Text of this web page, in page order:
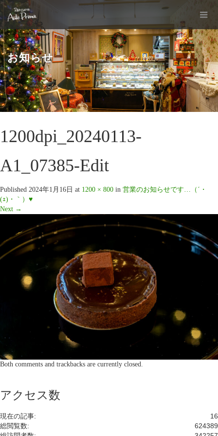
お知らせ
1200dpi_20240113-
A1_07385-Edit
Published 2024年1月16日 at 1200 × 800 in 営業のお知らせです…（´・
(ｪ)・｀）♥
Next →
Both comments and trackbacks are currently closed.
アクセス数
16
現在の記事:
624389
総閲覧数: